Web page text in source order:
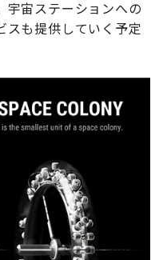
宇宙ステーションへの
スも提供していく予定